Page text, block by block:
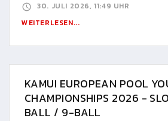
30. JULI 2026, 11:49 UHR
WEITERLESEN...
KAMUI EUROPEAN POOL
CHAMPIONSHIPS 2026 -
BALL / 9-BALL